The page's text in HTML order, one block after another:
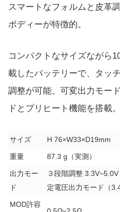
スマートなフォルムと皮革
ボディーが特徴的。
コンパクトなサイズながら
載したバッテリーで、タッ
調整が可能。可変出力モー
ドとプリヒート機能を搭載。
サイズ H 76×W33×D19mm
重量 87.3 g（実測）
出力モー
ド
３段階調整
定電圧出力モード（
MOD許容